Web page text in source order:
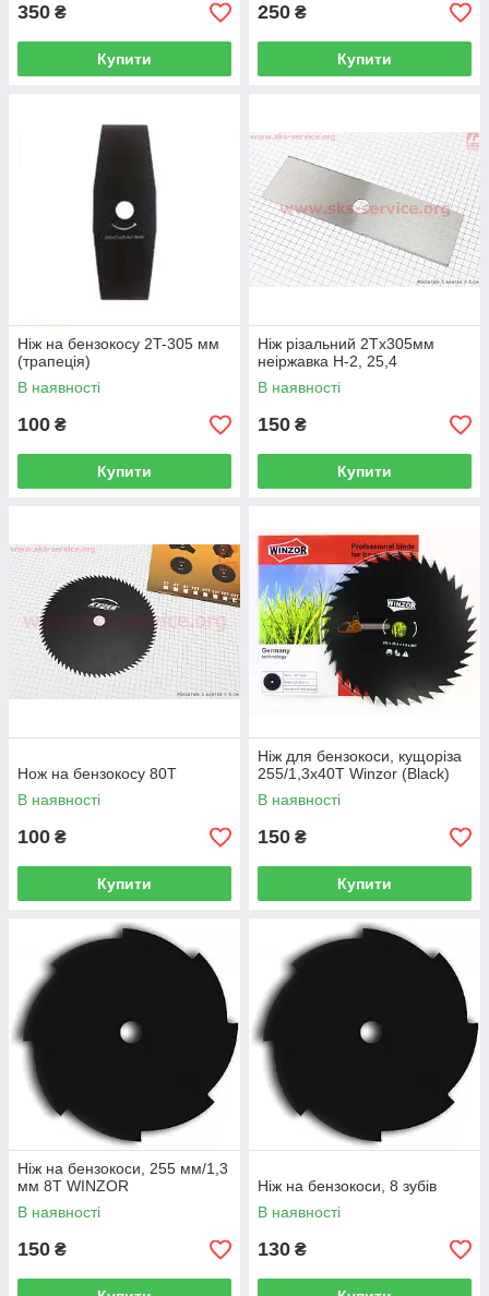
350 ₴
Купити
250 ₴
Купити
Ніж на бензокосу 2T-305 мм
(трапеція)
В наявності
100 ₴
Купити
Ніж різальний 2Тx305мм
неіржавка H-2, 25,4
В наявності
150 ₴
Купити
Нож на бензокосу 80Т
В наявності
100 ₴
Купити
Ніж для бензокоси, кущоріза
255/1,3x40T Winzor (Black)
В наявності
150 ₴
Купити
Ніж на бензокоси, 255 мм/1,3
мм 8Т WINZOR
В наявності
150 ₴
Ніж на бензокоси, 8 зубів
В наявності
130 ₴